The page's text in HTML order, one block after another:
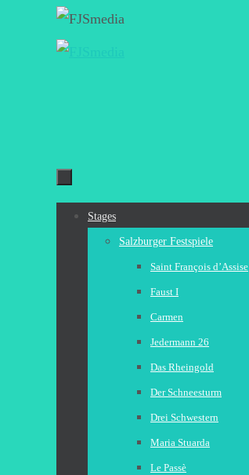
Zum
Stages
Salzburger Festspiele
Saint François d’Assise
Faust I
Carmen
Jedermann 26
Das Rheingold
Der Schneesturm
Drei Schwestern
Maria Stuarda
Le Passè